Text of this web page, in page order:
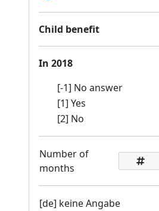
Child benefit
In 2018
[-1] No answer
[1] Yes
[2] No
Number of
months
[de] keine Angabe